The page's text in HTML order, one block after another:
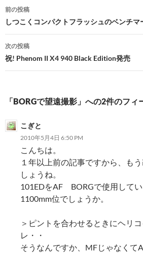
投
稿
ナ
ビ
ゲ
ー
ョ
前の投稿
しつこくコンパクトフラッシュのベンチマ
次の投稿
祝! Phenom II X4 940 Black Edition発売
「BORGで望遠撮影」への2件のフィ
こぎと
2010年5月4日 6:50 PM
こんちは。
１年以上前の記事ですから、も
しょうね。
101EDをAF BORGで使用して
1100mm位でしょうか。
＞ピントを合わせるときにヘリ
レ・・
そうなんですか、MFじゃなくて